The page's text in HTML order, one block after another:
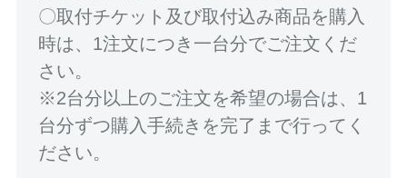
〇取付チケット及び取付込み商品を購入
時は、1注文につき一台分でご注文くだ
さい。
※2台分以上のご注文を希望の場合は、1
台分ずつ購入手続きを完了まで行ってく
ださい。